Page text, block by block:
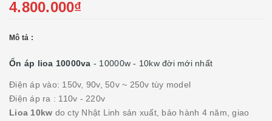
4.800.000₫
Mô tả :
Ổn áp lioa 10000va - 10000w - 10kw đời mới nhất
Điện áp vào: 150v, 90v, 50v ~ 250v tùy model
Điện áp ra : 110v - 220v
Lioa 10kw do cty Nhật Linh sản xuất, bảo hành 4 năm, giao